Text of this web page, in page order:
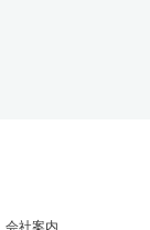
会社案内